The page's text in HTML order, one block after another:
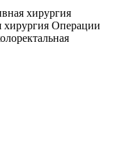
хирургия
хирургия Операции